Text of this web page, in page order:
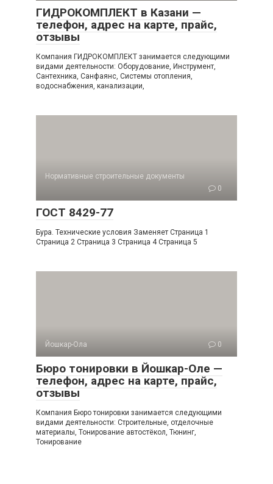
ГИДРОКОМПЛЕКТ в Казани —
телефон, адрес на карте, прайс,
отзывы
Компания ГИДРОКОМПЛЕКТ занимается следующими
видами деятельности: Оборудование, Инструмент,
Сантехника, Санфаянс, Системы отопления,
водоснабжения, канализации,
Нормативные строительные документы
0
ГОСТ 8429-77
Бура. Технические условия Заменяет Страница 1
Страница 2 Страница 3 Страница 4 Страница 5
Йошкар-Ола 0
Бюро тонировки в Йошкар-Оле —
телефон, адрес на карте, прайс,
отзывы
Компания Бюро тонировки занимается следующими
видами деятельности: Строительные, отделочные
материалы, Тонирование автостёкол, Тюнинг,
Тонирование